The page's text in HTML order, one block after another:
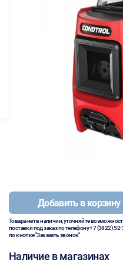
Добавить в корзину
Товара нет в наличии, уточняйте
поставки под заказ по телефону+7 (3822) 52-
по кнопке "Заказать звонок"
Наличие в магазинах